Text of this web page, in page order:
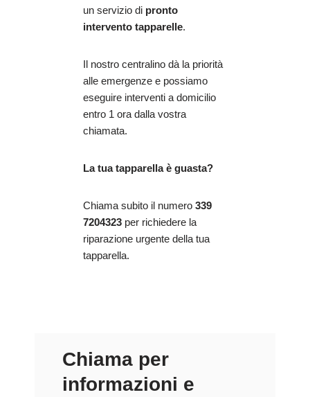
un servizio di pronto
intervento tapparelle.
Il nostro centralino dà la priorità
alle emergenze e possiamo
eseguire interventi a domicilio
entro 1 ora dalla vostra
chiamata.
La tua tapparella è guasta?
Chiama subito il numero 339
7204323 per richiedere la
riparazione urgente della tua
tapparella.
Chiama per
informazioni e